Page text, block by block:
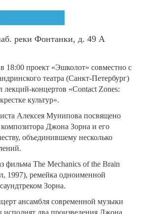
реки Фонтанки, д. 49 А
18:00 проект «Эшколот» совместно с
театра (Санкт-Петербург)
лекций-концертов «Contact Zones:
культур».
Алексея Мунипова посвящено
Джона Зорна и его
объединившему несколько
фильма The Mechanics of the Brain
1997), ремейка одноименной
Зорна.
ансамбля современной музыки